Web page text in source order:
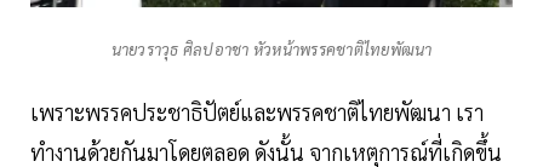
นายวราวุธ ศิลปอาชา หัวหน้าพรรคชาติไทยพัฒนา
เพราะพรรคประชาธิปัตย์และพรรคชาติไทยพัฒนา เรา
ทำงานด้วยกันมาโดยตลอด ดังนั้น จากเหตุการณ์ที่เกิดขึ้น